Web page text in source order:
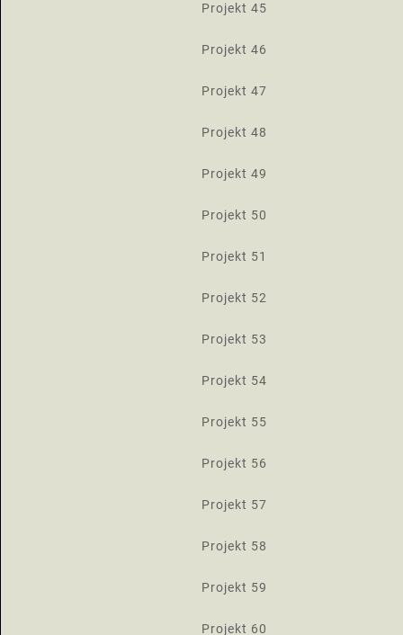
Projekt 45
Projekt 46
Projekt 47
Projekt 48
Projekt 49
Projekt 50
Projekt 51
Projekt 52
Projekt 53
Projekt 54
Projekt 55
Projekt 56
Projekt 57
Projekt 58
Projekt 59
Projekt 60